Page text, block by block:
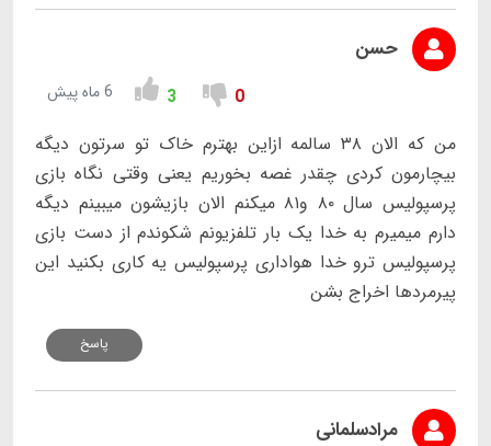
حسن
0
3 6 ماه پیش
من که الان ۳۸ سالمه ازاین بهترم خاک تو سرتون دیگه
بیچارمون کردی چقدر غصه بخوریم یعنی وقتی نگاه بازی
پرسپولیس سال ۸۰ و۸۱ میکنم الان بازیشون میبینم دیگه
دارم میمیرم به خدا یک بار تلفزیونم شکوندم از دست بازی
پرسپولیس ترو خدا هواداری پرسپولیس یه کاری بکنید این
پیرمردها اخراج بشن
پاسخ
مرادسلمانی